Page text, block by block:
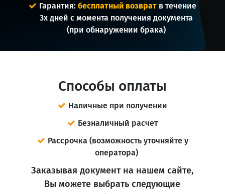
Гарантия:бесплатный возврат в течение
3х дней с момента получения документа
(при обнаружении брака)
Способы оплаты
Наличные при получении
Безналичный расчет
Рассрочка (возможность уточняйте у
оператора)
Заказывая документ на нашем сайте,
Вы можете выбрать следующие